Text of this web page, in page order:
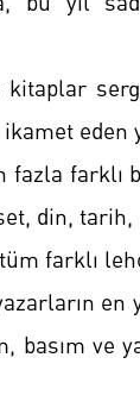
kitaplar
farklı
din,
farklı
en
ve